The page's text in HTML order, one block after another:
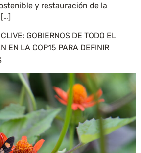
y restauración de la
GOBIERNOS DE TODO EL
EN LA COP15 PARA DEFINIR